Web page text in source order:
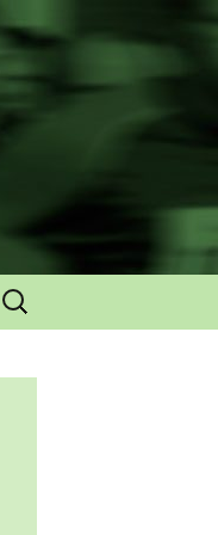
Suchen
nach: